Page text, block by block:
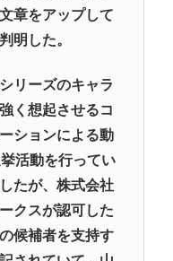
章をアップして
明した。
リーズのキャラ
く想起させるコ
ションによる動
活動を行ってい
たが、株式会社
クスが認可した
候補者を支持す